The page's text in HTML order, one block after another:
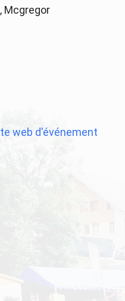
Mcgregor
web d'événement